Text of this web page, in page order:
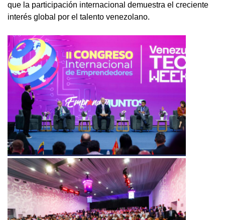
que la participación internacional demuestra el creciente
interés global por el talento venezolano.